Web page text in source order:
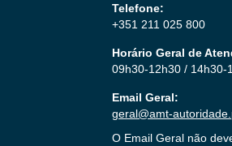
Telefone:
+351 211 025 800
Horário Geral de
09h30-12h30 / 14h30-
Email Geral:
geral@amt-
O Email Geral não